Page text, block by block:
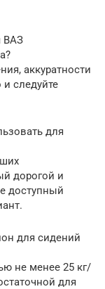
ВАЗ
аккуратности
следуйте
для
дорогой и
доступный
для сидений
не менее 25 кг/
для